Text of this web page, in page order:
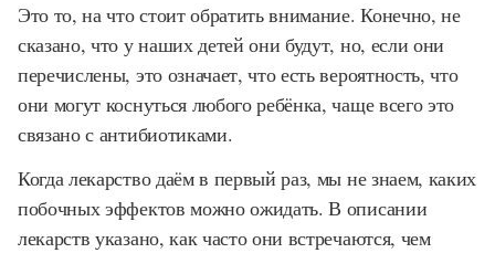
Это то, на что стоит обратить внимание. Конечно, не
сказано, что у наших детей они будут, но, если они
перечислены, это означает, что есть вероятность, что
они могут коснуться любого ребёнка, чаще всего это
связано с антибиотиками.
Когда лекарство даём в первый раз, мы не знаем, каких
побочных эффектов можно ожидать. В описании
лекарств указано, как часто они встречаются, чем